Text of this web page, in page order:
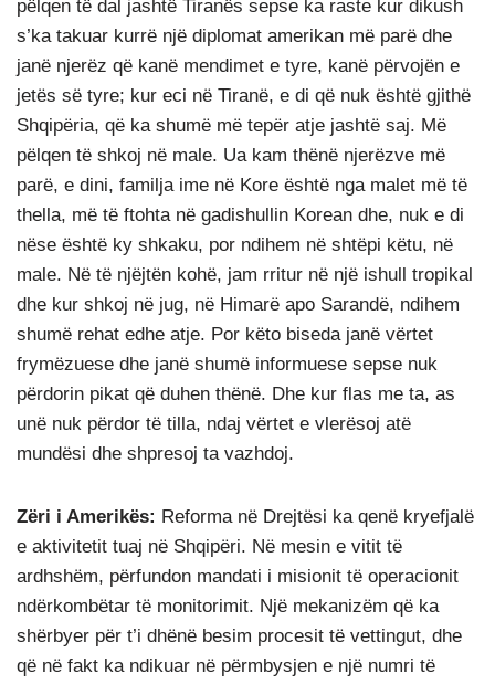
pëlqen të dal jashtë Tiranës sepse ka raste kur dikush
s’ka takuar kurrë një diplomat amerikan më parë dhe
janë njerëz që kanë mendimet e tyre, kanë përvojën e
jetës së tyre; kur eci në Tiranë, e di që nuk është gjithë
Shqipëria, që ka shumë më tepër atje jashtë saj. Më
pëlqen të shkoj në male. Ua kam thënë njerëzve më
parë, e dini, familja ime në Kore është nga malet më të
thella, më të ftohta në gadishullin Korean dhe, nuk e di
nëse është ky shkaku, por ndihem në shtëpi këtu, në
male. Në të njëjtën kohë, jam rritur në një ishull tropikal
dhe kur shkoj në jug, në Himarë apo Sarandë, ndihem
shumë rehat edhe atje. Por këto biseda janë vërtet
frymëzuese dhe janë shumë informuese sepse nuk
përdorin pikat që duhen thënë. Dhe kur flas me ta, as
unë nuk përdor të tilla, ndaj vërtet e vlerësoj atë
mundësi dhe shpresoj ta vazhdoj.
Zëri i Amerikës: Reforma në Drejtësi ka qenë kryefjalë
e aktivitetit tuaj në Shqipëri. Në mesin e vitit të
ardhshëm, përfundon mandati i misionit të operacionit
ndërkombëtar të monitorimit. Një mekanizëm që ka
shërbyer për t’i dhënë besim procesit të vettingut, dhe
që në fakt ka ndikuar në përmbysjen e një numri të